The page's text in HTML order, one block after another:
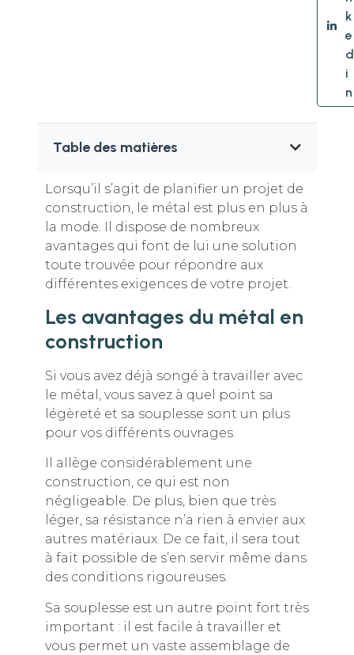
k
e
d
i
n
Table des matières
Lorsqu’il s’agit de planifier un projet de
construction, le métal est plus en plus à
la mode. Il dispose de nombreux
avantages qui font de lui une solution
toute trouvée pour répondre aux
différentes exigences de votre projet.
Les avantages du métal en
construction
Si vous avez déjà songé à travailler avec
le métal, vous savez à quel point sa
légèreté et sa souplesse sont un plus
pour vos différents ouvrages.
Il allège considérablement une
construction, ce qui est non
négligeable. De plus, bien que très
léger, sa résistance n’a rien à envier aux
autres matériaux. De ce fait, il sera tout
à fait possible de s’en servir même dans
des conditions rigoureuses.
Sa souplesse est un autre point fort très
important : il est facile à travailler et
vous permet un vaste assemblage de